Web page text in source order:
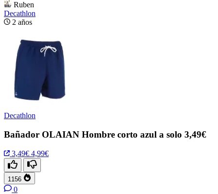
Ruben
Decathlon
2 años
Decathlon
Bañador OLAIAN Hombre corto azul a solo 3,49€
3,49€ 4,99€
1156
0